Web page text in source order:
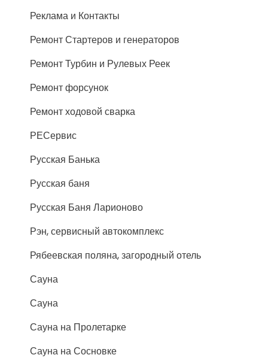
Реклама и Контакты
Ремонт Стартеров и генераторов
Ремонт Турбин и Рулевых Реек
Ремонт форсунок
Ремонт ходовой сварка
РЕСервис
Русская Банька
Русская баня
Русская Баня Ларионово
Рэн, сервисный автокомплекс
Рябеевская поляна, загородный отель
Сауна
Сауна
Сауна на Пролетарке
Сауна на Сосновке